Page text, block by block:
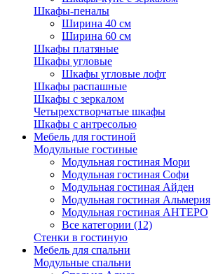
Шкафы-пеналы
Ширина 40 см
Ширина 60 см
Шкафы платяные
Шкафы угловые
Шкафы угловые лофт
Шкафы распашные
Шкафы с зеркалом
Четырехстворчатые шкафы
Шкафы с антресолью
Мебель для гостиной
Модульные гостиные
Модульная гостиная Мори
Модульная гостиная Софи
Модульная гостиная Айден
Модульная гостиная Альмерия
Модульная гостиная АНТЕРО
Все категории (12)
Стенки в гостиную
Мебель для спальни
Модульные спальни